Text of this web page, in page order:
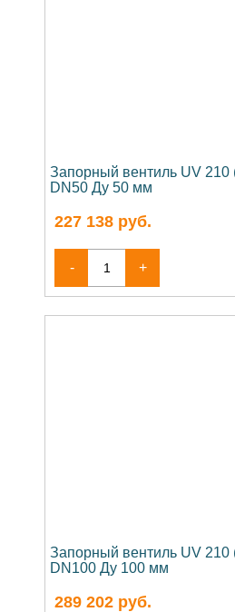
Запорный вентиль UV 210
DN50 Ду 50 мм
227 138 руб.
- +
Запорный вентиль UV 210
DN100 Ду 100 мм
289 202 руб.